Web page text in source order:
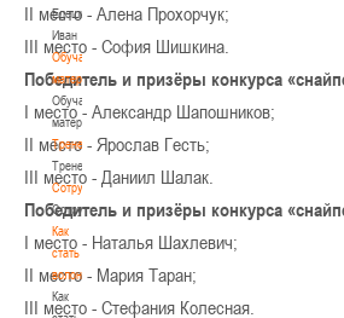
Едешко
Иван
Обучающие
материалы
Обучающие
материалы
Тренерам
Тренерам
Сотрудничество
Сотрудничество
Как
стать
волонтером
Как
ІІ место - Алена Прохорчук;
ІІІ место - София Шишкина.
Победитель и призёры конкурса
І место - Александр Шапошников;
ІІ место - Ярослав Гесть;
ІІІ место - Даниил Шалак.
Победитель и призёры конкурса
І место - Наталья Шахлевич;
ІІ место - Мария Таран;
ІІІ место - Стефания Колесная.